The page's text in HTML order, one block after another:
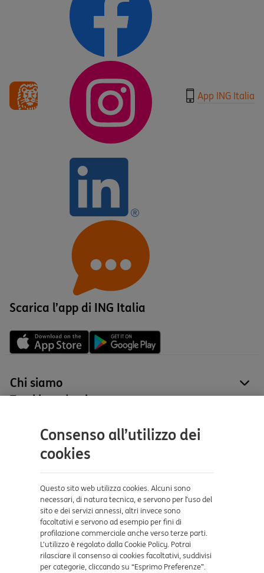
App ING Italia
Scarica l’app di ING Italia
Chi siamo
Tutti i prodotti
Aiuto e supporto
Dove ci trovi
Certificazioni
Consenso all’utilizzo dei
cookies
Questo sito web utilizza cookies. Alcuni sono
necessari, di natura tecnica, e servono per l’uso del
sito e dei servizi annessi, altri invece sono
facoltativi e servono ad esempio per fini di
profilazione commerciale anche verso terze parti.
L’utilizzo è regolato dalla Cookie Policy. Potrai
rilasciare il consenso ai cookies facoltativi, suddivisi
per categorie, cliccando su “Esprimo Preferenze”.